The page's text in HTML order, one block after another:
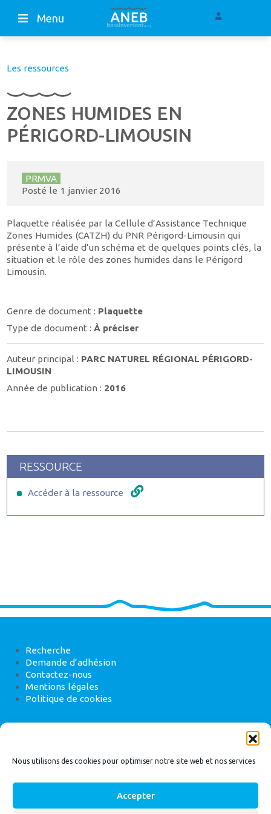
Nous utilisons des cookies pour optimiser notre site web et nos services
Accepter
Menu
Les ressources
ZONES HUMIDES EN
PÉRIGORD-LIMOUSIN
PRMVA
Posté le 1 janvier 2016
Plaquette réalisée par la Cellule d’Assistance Technique
Zones Humides (CATZH) du PNR Périgord-Limousin qui
présente à l’aide d’un schéma et de quelques points clés, la
situation et le rôle des zones humides dans le Périgord
Limousin.
Genre de document : Plaquette
Type de document :À préciser
Auteur principal : PARC NATUREL RÉGIONAL PÉRIGORD-
LIMOUSIN
Année de publication : 2016
RESSOURCE
Accéder à la ressource
Recherche
Demande d’adhésion
Contactez-nous
Mentions légales
Politique de cookies